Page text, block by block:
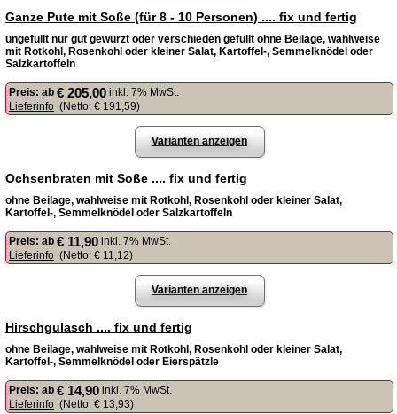
Ganze Pute mit Soße (für 8 - 10 Personen) .... fix und fertig
ungefüllt nur gut gewürzt oder verschieden gefüllt ohne Beilage, wahlweise
mit Rotkohl, Rosenkohl oder kleiner Salat, Kartoffel-, Semmelknödel oder
Salzkartoffeln
Preis: ab € 205,00 inkl. 7% MwSt.
Lieferinfo (Netto: € 191,59)
Varianten anzeigen
Ochsenbraten mit Soße .... fix und fertig
ohne Beilage, wahlweise mit Rotkohl, Rosenkohl oder kleiner Salat,
Kartoffel-, Semmelknödel oder Salzkartoffeln
Preis: ab € 11,90 inkl. 7% MwSt.
Lieferinfo (Netto: € 11,12)
Varianten anzeigen
Hirschgulasch .... fix und fertig
ohne Beilage, wahlweise mit Rotkohl, Rosenkohl oder kleiner Salat,
Kartoffel-, Semmelknödel oder Eierspätzle
Preis: ab € 14,90 inkl. 7% MwSt.
Lieferinfo (Netto: € 13,93)